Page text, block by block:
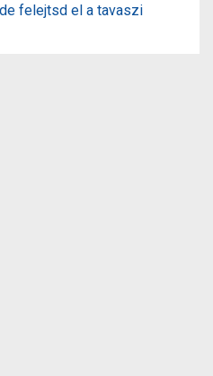
felejtsd el a tavaszi